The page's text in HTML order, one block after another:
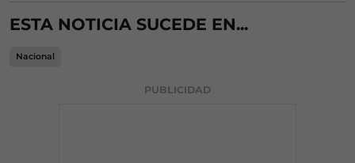
ESTA NOTICIA SUCEDE EN...
Nacional
PUBLICIDAD